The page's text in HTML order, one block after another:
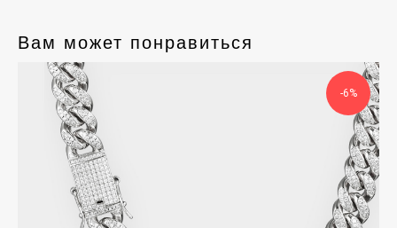
Вам может понравиться
-6%